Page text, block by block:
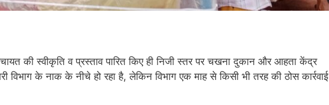
की स्वीकृति व प्रस्ताव पारित किए ही निजी स्तर पर चखना दुकान और आहता केंद्र
के नाक के नीचे हो रहा है, लेकिन विभाग एक माह से किसी भी तरह की ठोस कार्रवाई